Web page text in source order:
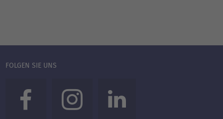
FOLGEN SIE UNS